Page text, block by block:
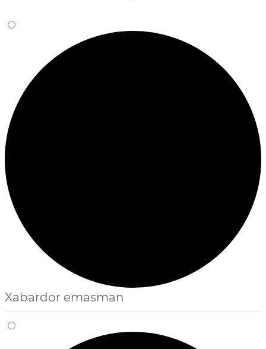
Xabardor emasman